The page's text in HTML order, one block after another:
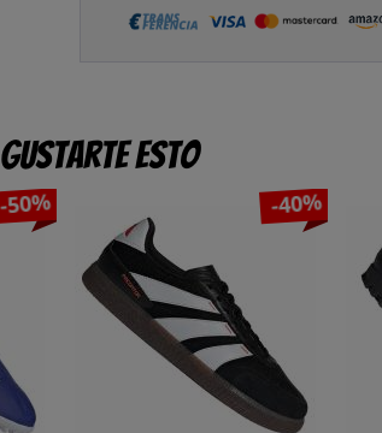
gustarte esto
-50% -40%